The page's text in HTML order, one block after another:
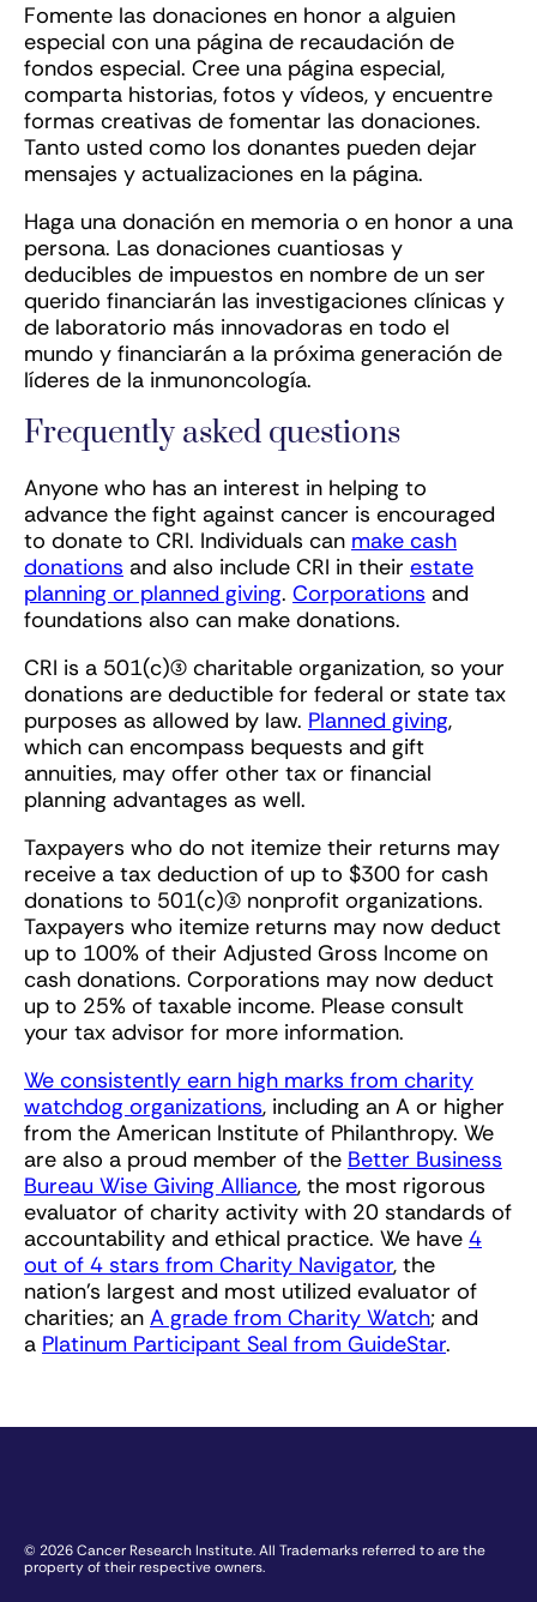
Fomente las donaciones en honor a alguien
especial con una página de recaudación de
fondos especial. Cree una página especial,
comparta historias, fotos y vídeos, y encuentre
formas creativas de fomentar las donaciones.
Tanto usted como los donantes pueden dejar
mensajes y actualizaciones en la página.
Haga una donación en memoria o en honor a una
persona. Las donaciones cuantiosas y
deducibles de impuestos en nombre de un ser
querido financiarán las investigaciones clínicas y
de laboratorio más innovadoras en todo el
mundo y financiarán a la próxima generación de
líderes de la inmunoncología.
Frequently asked questions
Anyone who has an interest in helping to
advance the fight against cancer is encouraged
to donate to CRI. Individuals can make cash
donations and also include CRI in their estate
planning or planned giving. Corporations and
foundations also can make donations.
CRI is a 501(c)(3) charitable organization, so your
donations are deductible for federal or state tax
purposes as allowed by law. Planned giving,
which can encompass bequests and gift
annuities, may offer other tax or financial
planning advantages as well.
Taxpayers who do not itemize their returns may
receive a tax deduction of up to $300 for cash
donations to 501(c)(3) nonprofit organizations.
Taxpayers who itemize returns may now deduct
up to 100% of their Adjusted Gross Income on
cash donations. Corporations may now deduct
up to 25% of taxable income. Please consult
your tax advisor for more information.
We consistently earn high marks from charity
watchdog organizations, including an A or higher
from the American Institute of Philanthropy. We
are also a proud member of the Better Business
Bureau Wise Giving Alliance, the most rigorous
evaluator of charity activity with 20 standards of
accountability and ethical practice. We have 4
out of 4 stars from Charity Navigator, the
nation’s largest and most utilized evaluator of
charities; an A grade from Charity Watch; and
a Platinum Participant Seal from GuideStar.
© 2026 Cancer Research Institute. All Trademarks referred to are the
property of their respective owners.